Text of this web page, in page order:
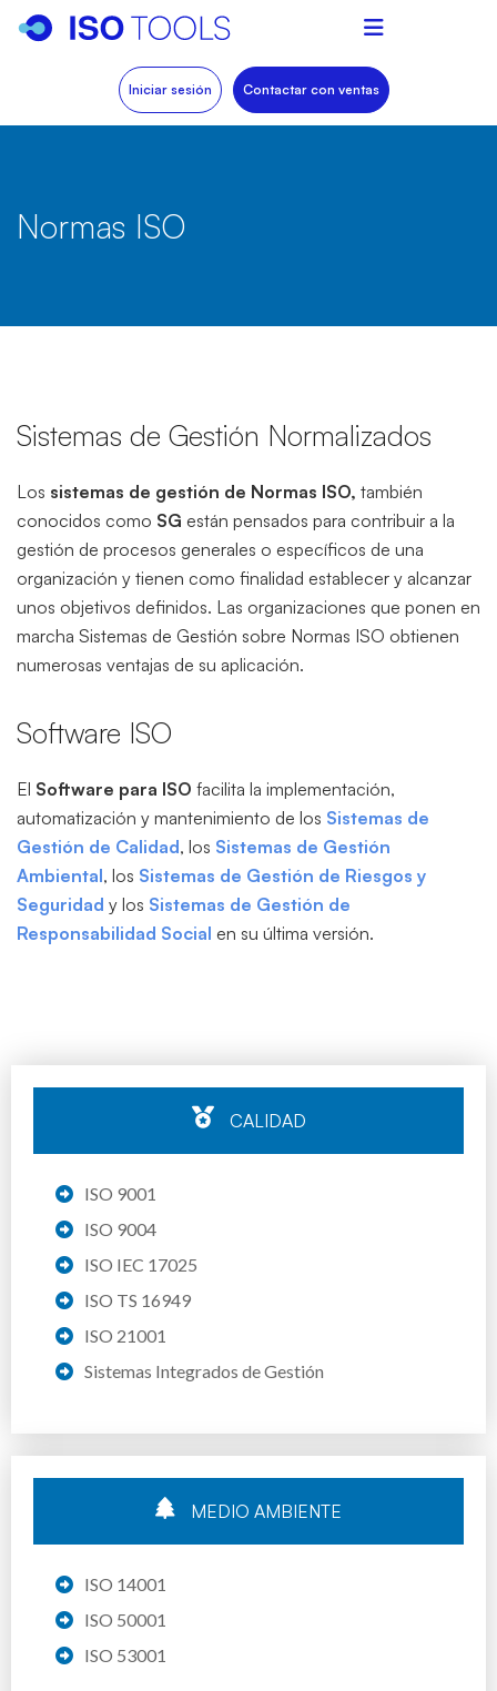
Iniciar sesión Contactar con ventas
Normas ISO
Sistemas de Gestión Normalizados
Los sistemas de gestión de Normas ISO, también
conocidos como SG están pensados para contribuir a la
gestión de procesos generales o específicos de una
organización y tienen como finalidad establecer y alcanzar
unos objetivos definidos. Las organizaciones que ponen en
marcha Sistemas de Gestión sobre Normas ISO obtienen
numerosas ventajas de su aplicación.
Software ISO
El Software para ISO facilita la implementación,
automatización y mantenimiento de los Sistemas de
Gestión de Calidad, los Sistemas de Gestión
Ambiental, los Sistemas de Gestión de Riesgos y
Seguridad y los Sistemas de Gestión de
Responsabilidad Social en su última versión.
CALIDAD
ISO 9001
ISO 9004
ISO IEC 17025
ISO TS 16949
ISO 21001
Sistemas Integrados de Gestión
MEDIO AMBIENTE
ISO 14001
ISO 50001
ISO 53001